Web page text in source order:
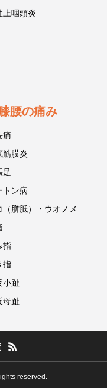
上咽頭炎
腰の痛み
痛
筋膜炎
足
トン病
（胼胝）・ウオノメ
指
指
小趾
母趾
reserved.